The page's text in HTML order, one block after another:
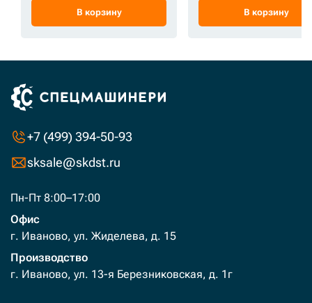
В корзину В корзину
+7 (499) 394-50-93
sksale@skdst.ru
Пн-Пт 8:00–17:00
Офис
г. Иваново, ул. Жиделева, д. 15
Производство
г. Иваново, ул. 13-я Березниковская, д. 1г